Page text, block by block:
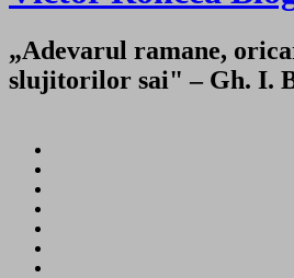
„Adevarul ramane,
slujitorilor sai" – Gh. I.